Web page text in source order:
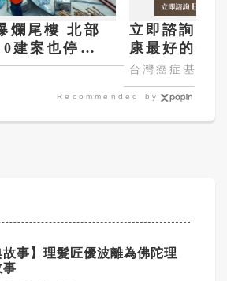
爛尾樓 北部
建案也停
爆發倒閉潮
立即諮詢
康最好的投
嫌晚！
台灣癌症基金會
Recommended by
故事】理髮匠優波離為佛陀理
事